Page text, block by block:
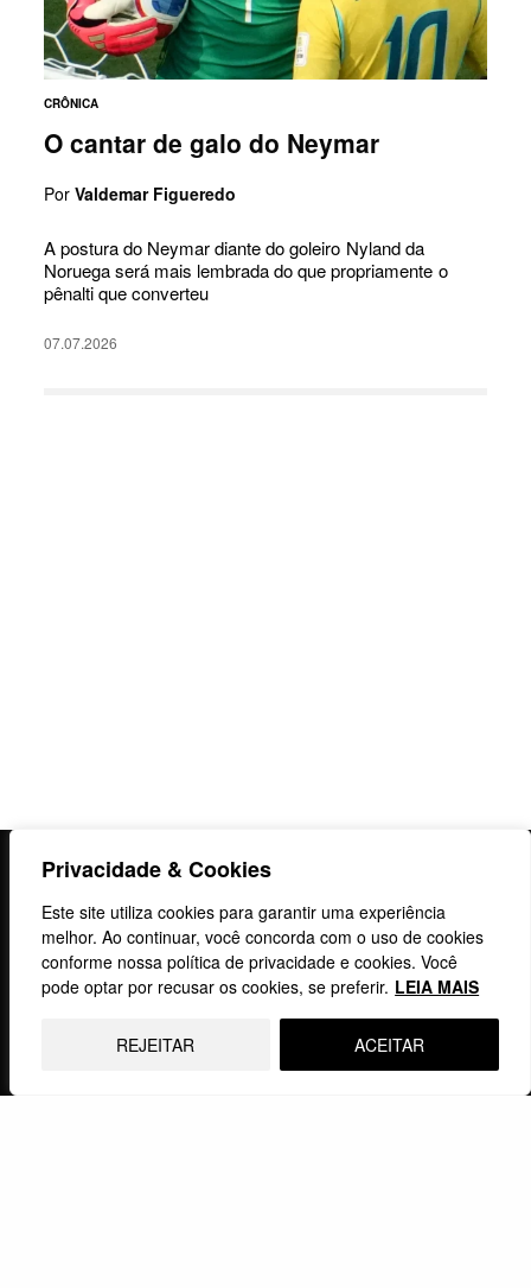
Privacidade & Cookies
Este site utiliza cookies para garantir uma experiência
melhor. Ao continuar, você concorda com o uso de cookies
conforme nossa política de privacidade e cookies. Você
pode optar por recusar os cookies, se preferir. LEIA MAIS
REJEITAR ACEITAR
CRÔNICA
O cantar de galo do Neymar
PorValdemar Figueredo
A postura do Neymar diante do goleiro Nyland da
Noruega será mais lembrada do que propriamente o
pênalti que converteu
07.07.2026
Instituto Mosaico
CNPJ: 27.736.266/0001-53
Avenida Beira Mar
Centro, Rio de Janeiro, RJ